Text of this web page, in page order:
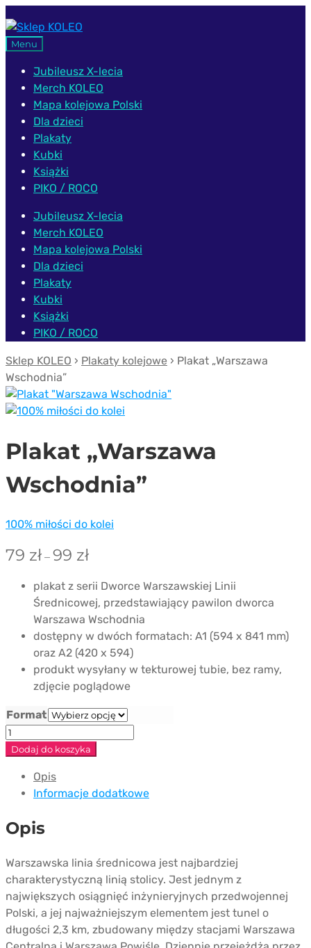
Przejdź
do
Przejdź
do
Menu
Jubileusz X-lecia
Merch KOLEO
Mapa kolejowa Polski
Dla dzieci
Plakaty
Kubki
Książki
PIKO / ROCO
Jubileusz X-lecia
Merch KOLEO
Mapa kolejowa Polski
Dla dzieci
Plakaty
Kubki
Książki
PIKO / ROCO
Sklep KOLEO › Plakaty kolejowe › Plakat „Warszawa
Wschodnia”
Plakat „Warszawa
Wschodnia”
100% miłości do kolei
79 zł – 99 złZakres
od
79 zł
do
99 zł
plakat z serii Dworce Warszawskiej Linii
Średnicowej, przedstawiający pawilon dworca
Warszawa Wschodnia
dostępny w dwóch formatach: A1 (594 x 841 mm)
oraz A2 (420 x 594)
produkt wysyłany w tekturowej tubie, bez ramy,
zdjęcie poglądowe
Format
ilość
Plakat
Wschodnia"
Dodaj do koszyka
Opis
Informacje dodatkowe
Opis
Warszawska linia średnicowa jest najbardziej
charakterystyczną linią stolicy. Jest jednym z
największych osiągnięć inżynieryjnych przedwojennej
Polski, a jej najważniejszym elementem jest tunel o
długości 2,3 km, zbudowany między stacjami Warszawa